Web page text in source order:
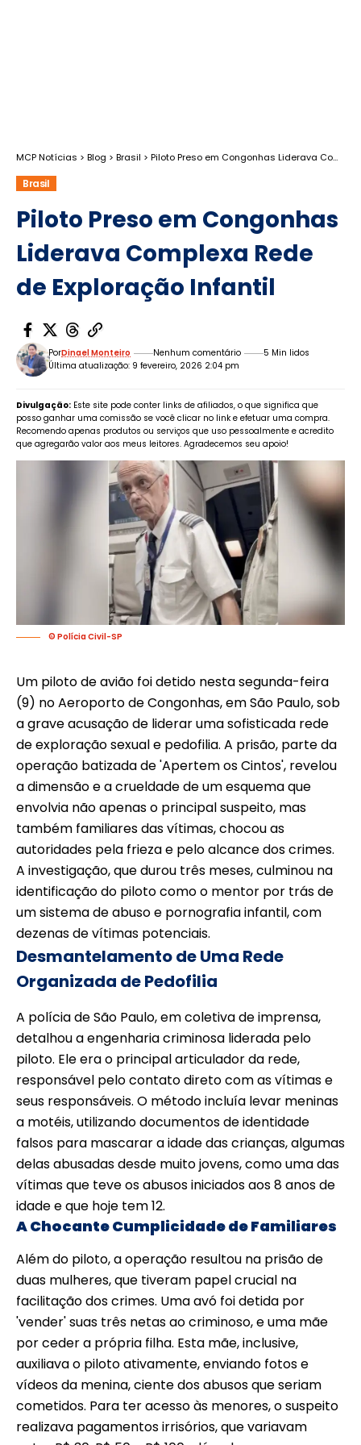
MCP Notícias > Blog > Brasil > Piloto Preso em Congonhas Liderava Complexa Rede de Exploração Infantil
Brasil
Piloto Preso em Congonhas
Liderava Complexa Rede
de Exploração Infantil
Última atualização: 9 fevereiro, 2026 2:04 pm
PorDinael Monteiro Nenhum comentário 5 Min lidos
Divulgação: Este site pode conter links de afiliados, o que significa que
posso ganhar uma comissão se você clicar no link e efetuar uma compra.
Recomendo apenas produtos ou serviços que uso pessoalmente e acredito
que agregarão valor aos meus leitores. Agradecemos seu apoio!
© Polícia Civil-SP
Um piloto de avião foi detido nesta segunda-feira
(9) no Aeroporto de Congonhas, em São Paulo, sob
a grave acusação de liderar uma sofisticada rede
de exploração sexual e pedofilia. A prisão, parte da
operação batizada de 'Apertem os Cintos', revelou
a dimensão e a crueldade de um esquema que
envolvia não apenas o principal suspeito, mas
também familiares das vítimas, chocou as
autoridades pela frieza e pelo alcance dos crimes.
A investigação, que durou três meses, culminou na
identificação do piloto como o mentor por trás de
um sistema de abuso e pornografia infantil, com
dezenas de vítimas potenciais.
Desmantelamento de Uma Rede
Organizada de Pedofilia
A polícia de São Paulo, em coletiva de imprensa,
detalhou a engenharia criminosa liderada pelo
piloto. Ele era o principal articulador da rede,
responsável pelo contato direto com as vítimas e
seus responsáveis. O método incluía levar meninas
a motéis, utilizando documentos de identidade
falsos para mascarar a idade das crianças, algumas
delas abusadas desde muito jovens, como uma das
vítimas que teve os abusos iniciados aos 8 anos de
idade e que hoje tem 12.
A Chocante Cumplicidade de Familiares
Além do piloto, a operação resultou na prisão de
duas mulheres, que tiveram papel crucial na
facilitação dos crimes. Uma avó foi detida por
'vender' suas três netas ao criminoso, e uma mãe
por ceder a própria filha. Esta mãe, inclusive,
auxiliava o piloto ativamente, enviando fotos e
vídeos da menina, ciente dos abusos que seriam
cometidos. Para ter acesso às menores, o suspeito
realizava pagamentos irrisórios, que variavam